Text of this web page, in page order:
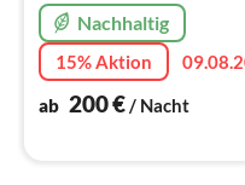
Nachhaltig
15% Aktion
ab 200€/ Nacht